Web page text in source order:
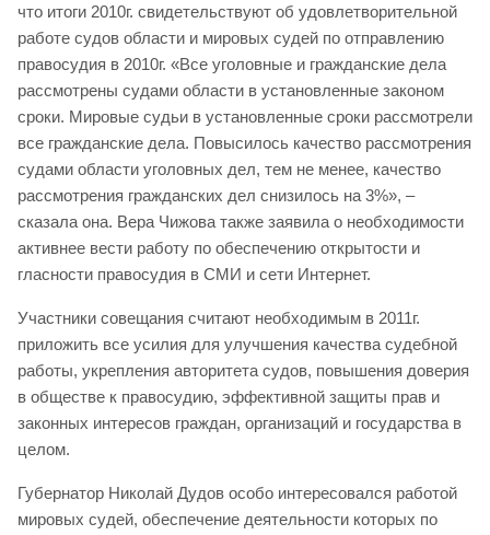
что итоги 2010г. свидетельствуют об удовлетворительной
работе судов области и мировых судей по отправлению
правосудия в 2010г. «Все уголовные и гражданские дела
рассмотрены судами области в установленные законом
сроки. Мировые судьи в установленные сроки рассмотрели
все гражданские дела. Повысилось качество рассмотрения
судами области уголовных дел, тем не менее, качество
рассмотрения гражданских дел снизилось на 3%», –
сказала она. Вера Чижова также заявила о необходимости
активнее вести работу по обеспечению открытости и
гласности правосудия в СМИ и сети Интернет.
Участники совещания считают необходимым в 2011г.
приложить все усилия для улучшения качества судебной
работы, укрепления авторитета судов, повышения доверия
в обществе к правосудию, эффективной защиты прав и
законных интересов граждан, организаций и государства в
целом.
Губернатор Николай Дудов особо интересовался работой
мировых судей, обеспечение деятельности которых по